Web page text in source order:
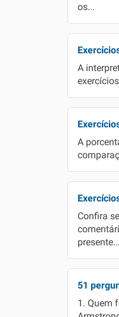
os...
A
A
Confira
presente...
51
1. Quem